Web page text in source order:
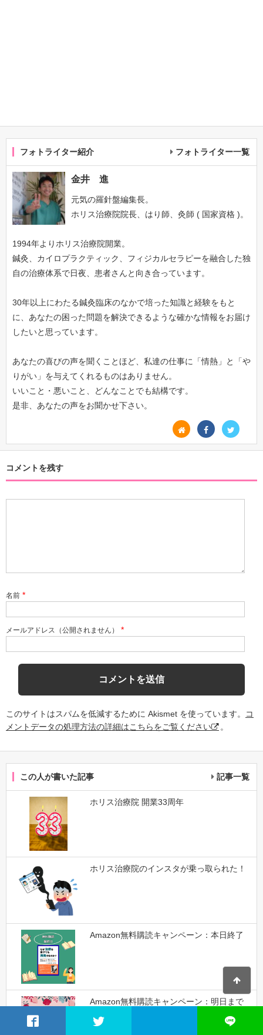
フォトライター紹介 フォトライター一覧
金井 進
元気の羅針盤編集長。
ホリス治療院院長、はり師、灸師 ( 国家資格 )。
1994年よりホリス治療院開業。
鍼灸、カイロプラクティック、フィジカルセラピーを融合した独
自の治療体系で日夜、患者さんと向き合っています。
30年以上にわたる鍼灸臨床のなかで培った知識と経験をもと
に、あなたの困った問題を解決できるような確かな情報をお届け
したいと思っています。
あなたの喜びの声を聞くことほど、私達の仕事に「情熱」と「や
りがい」を与えてくれるものはありません。
いいこと・悪いこと、どんなことでも結構です。
是非、あなたの声をお聞かせ下さい。
コメントを残す
名前 *
メールアドレス（公開されません） *
このサイトはスパムを低減するために Akismet を使っています。
コ
メントデータの処理方法の詳細はこちらをご覧ください
。
この人が書いた記事 記事一覧
ホリス治療院 開業33周年
ホリス治療院のインスタが乗っ取られた！
Amazon無料購読キャンペーン：本日終了
Amazon無料購読キャンペーン：明日まで